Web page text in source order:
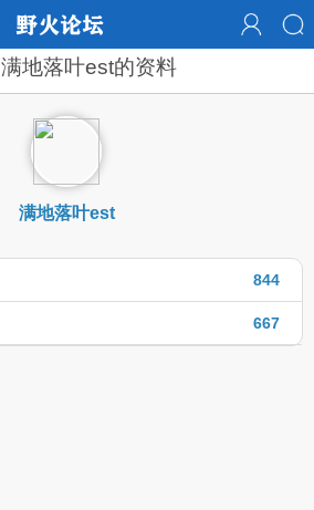
满地落叶est的资料
满地落叶est
844
667